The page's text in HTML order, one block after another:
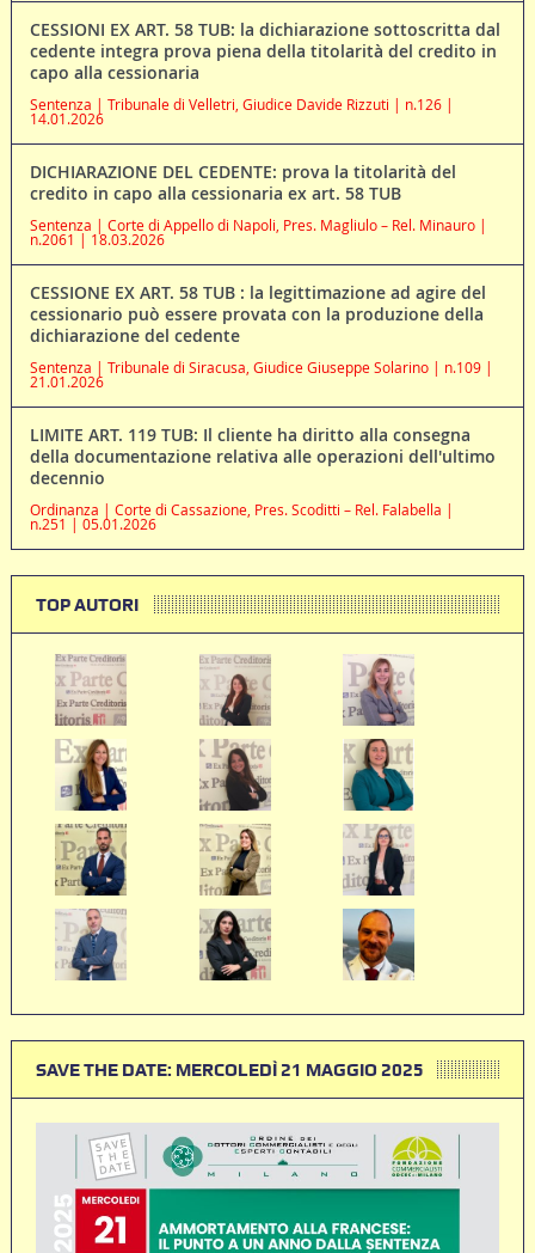
CESSIONI EX ART. 58 TUB: la dichiarazione sottoscritta dal
cedente integra prova piena della titolarità del credito in
capo alla cessionaria
Sentenza | Tribunale di Velletri, Giudice Davide Rizzuti | n.126 |
14.01.2026
DICHIARAZIONE DEL CEDENTE: prova la titolarità del
credito in capo alla cessionaria ex art. 58 TUB
Sentenza | Corte di Appello di Napoli, Pres. Magliulo – Rel. Minauro |
n.2061 | 18.03.2026
CESSIONE EX ART. 58 TUB : la legittimazione ad agire del
cessionario può essere provata con la produzione della
dichiarazione del cedente
Sentenza | Tribunale di Siracusa, Giudice Giuseppe Solarino | n.109 |
21.01.2026
LIMITE ART. 119 TUB: Il cliente ha diritto alla consegna
della documentazione relativa alle operazioni dell'ultimo
decennio
Ordinanza | Corte di Cassazione, Pres. Scoditti – Rel. Falabella |
n.251 | 05.01.2026
TOP AUTORI
SAVE THE DATE: MERCOLEDÌ 21 MAGGIO 2025